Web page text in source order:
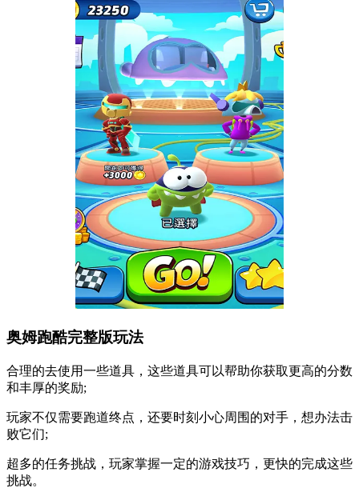
奥姆跑酷完整版玩法
合理的去使用一些道具，这些道具可以帮助你获取更高的分数
和丰厚的奖励;
玩家不仅需要跑道终点，还要时刻小心周围的对手，想办法击
败它们;
超多的任务挑战，玩家掌握一定的游戏技巧，更快的完成这些
挑战。